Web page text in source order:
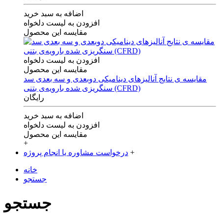
اضافه به سبد خرید
افزودن به لیست دلخواه
مقایسه این محصول
افزودن به لیست دلخواه
مقایسه این محصول
مقایسه ی‌ نتایج آنالیزهای‌ دینامیکی‌ دوبعدی‌ و‌ سه بعدی‌ سد
سنگریزی‌ شده با‌رویه‌ی‌ بتنی‌ (CFRD)
رایگان
اضافه به سبد خرید
افزودن به لیست دلخواه
مقایسه این محصول
+
درخواست مشاوره یا انجام پروژه +
خانه
جستجو
جستجو